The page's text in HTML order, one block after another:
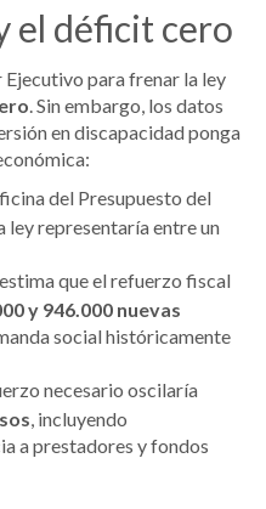
el déficit cero
para frenar la ley
Sin embargo, los datos
en discapacidad ponga
del Presupuesto del
ley representaría entre un
que el refuerzo fiscal
y 946.000 nuevas
social históricamente
necesario oscilaría
, incluyendo
a prestadores y fondos